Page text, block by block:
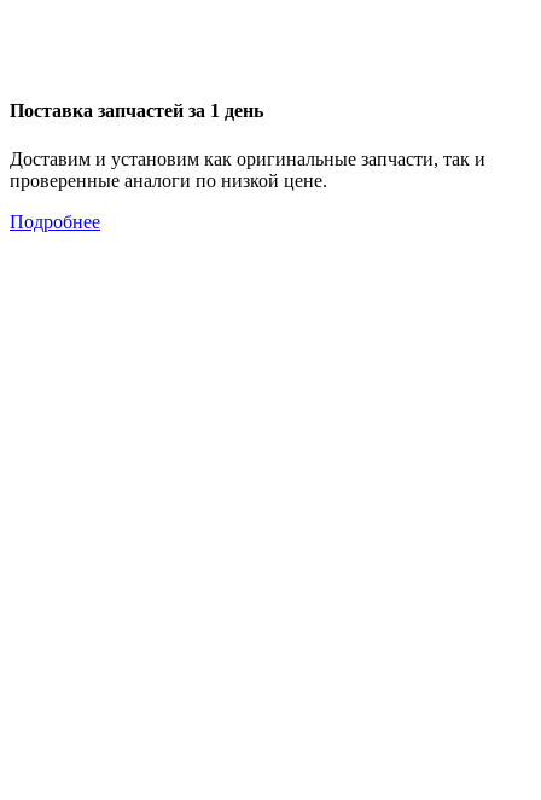
Поставка запчастей за 1 день
Доставим и установим как оригинальные запчасти, так и
проверенные аналоги по низкой цене.
Подробнее